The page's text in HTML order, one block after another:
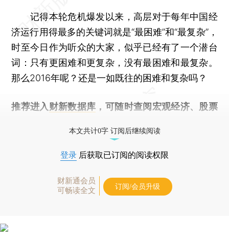
记得本轮危机爆发以来，高层对于每年中国经
济运行用得最多的关键词就是“最困难”和“最复杂”，
时至今日作为听众的大家，似乎已经有了一个潜台
词：只有更困难和更复杂，没有最困难和最复杂。
那么2016年呢？还是一如既往的困难和复杂吗？
推荐进入 财新数据库 ，可随时查阅宏观经济、股票
本文共计0字 订阅后继续阅读
登录 后获取已订阅的阅读权限
财新通会员
可畅读全文
订阅/会员升级